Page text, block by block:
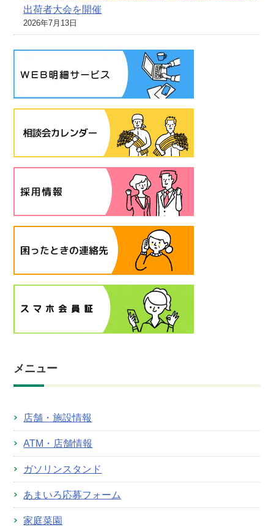
出荷者大会を開催
2026年7月13日
メニュー
店舗・施設情報
ATM・店舗情報
ガソリンスタンド
あまいろ応募フォーム
家庭菜園